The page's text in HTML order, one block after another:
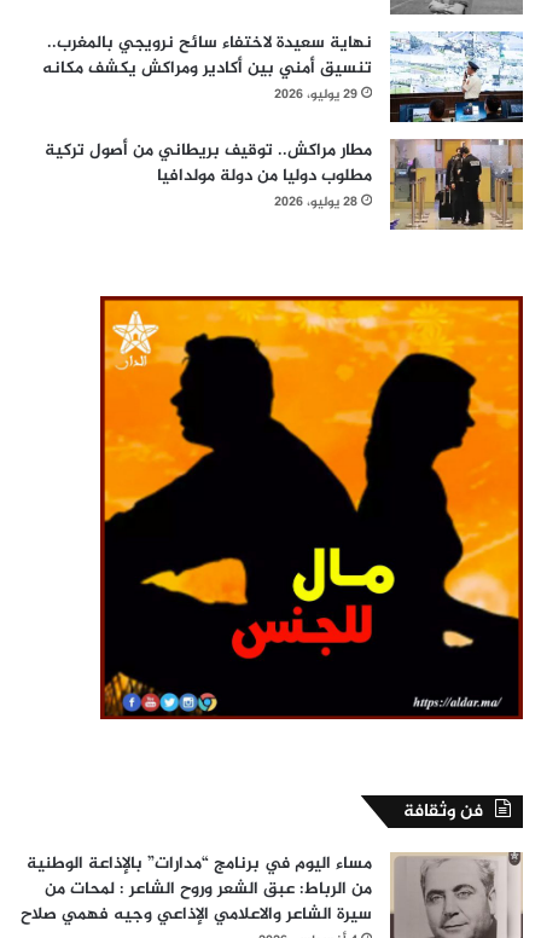
نهاية سعيدة لاختفاء سائح نرويجي بالمغرب..
تنسيق أمني بين أكادير ومراكش يكشف مكانه
29 يوليو، 2026
مطار مراكش.. توقيف بريطاني من أصول تركية
مطلوب دوليا من دولة مولدافيا
28 يوليو، 2026
فن وثقافة
مساء اليوم في برنامج “مدارات” بالإذاعة الوطنية
من الرباط: عبق الشعر وروح الشاعر : لمحات من
سيرة الشاعر والاعلامي الإذاعي وجيه فهمي صلاح